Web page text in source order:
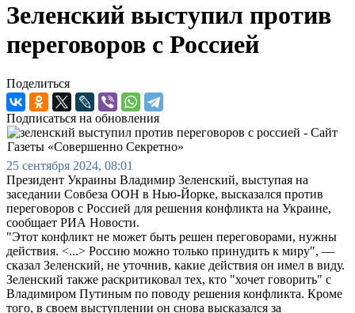
Зеленский выступил против
переговоров с Россией
Поделиться
Подписаться на обновления
25 сентября 2024, 08:01
Президент Украины Владимир Зеленский, выступая на
заседании Совбеза ООН в Нью-Йорке, высказался против
переговоров с Россией для решения конфликта на Украине,
сообщает РИА Новости.
"Этот конфликт не может быть решен переговорами, нужны
действия. <...> Россию можно только принудить к миру", —
сказал Зеленский, не уточнив, какие действия он имел в виду.
Зеленский также раскритиковал тех, кто "хочет говорить" с
Владимиром Путиным по поводу решения конфликта. Кроме
того, в своем выступлении он снова высказался за